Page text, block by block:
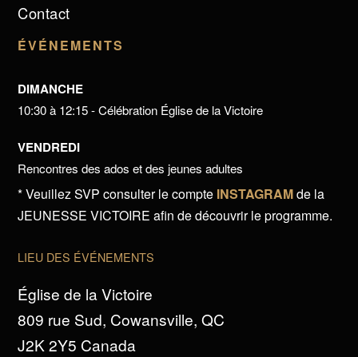
Contact
ÉVÉNEMENTS
DIMANCHE
10:30 à 12:15 - Célébration Église de la Victoire
VENDREDI
Rencontres des ados et des jeunes adultes
* Veuillez SVP consulter le compte INSTAGRAMde la
JEUNESSE VICTOIRE afin de découvrir le programme.
LIEU DES ÉVÉNEMENTS
Église de la Victoire
809 rue Sud, Cowansville, QC
J2K 2Y5 Canada